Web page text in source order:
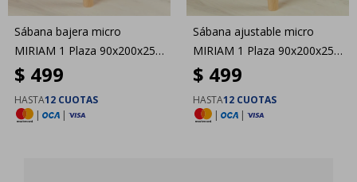
Sábana bajera micro
MIRIAM 1 Plaza 90x200x25
blanco
$ 499
HASTA12 CUOTAS
|
|
Sábana ajustable micro
MIRIAM 1 Plaza 90x200x25
gris
$ 499
HASTA12 CUOTAS
|
|